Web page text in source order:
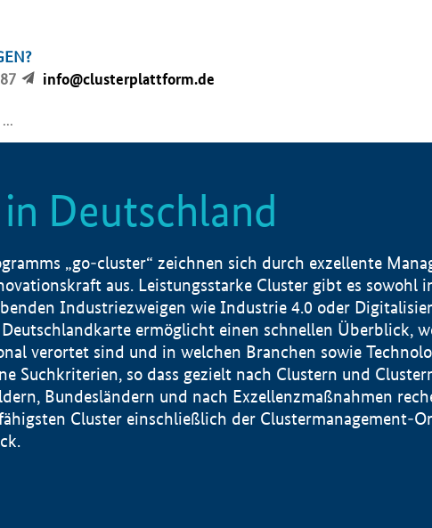
info@clusterplattform.de
Deutschland
„go-cluster“ zeichnen sich durch exzellente
aus. Leistungsstarke Cluster gibt es sowohl
Industriezweigen wie Industrie 4.0 oder
ermöglicht einen schnellen Überblick,
verortet sind und in welchen Branchen sowie
Suchkriterien, so dass gezielt nach Clustern und
Bundesländern und nach Exzellenzmaßnahmen
Cluster einschließlich der Clustermanagement-